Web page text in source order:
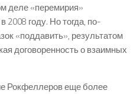
деле «перемирия»
году. Но тогда, по-
«поддавить», результатом
договоренность о взаимных
Рокфеллеров еще более